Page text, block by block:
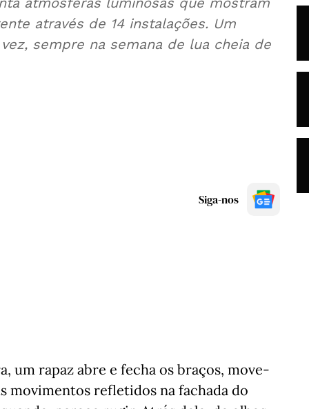
através de 14 instalações. Um
sempre na semana de lua cheia de
Siga-nos
um rapaz abre e fecha os braços, move-
movimentos refletidos na fachada do